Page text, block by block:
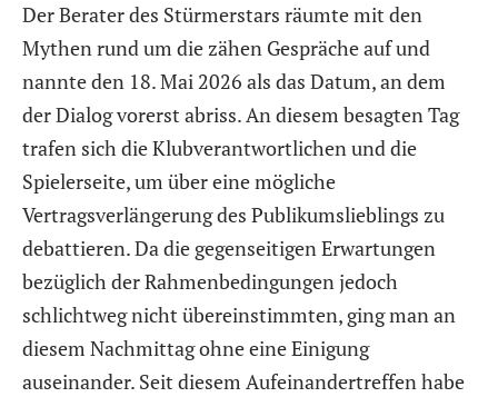
Der Berater des Stürmerstars räumte mit den
Mythen rund um die zähen Gespräche auf und
nannte den 18. Mai 2026 als das Datum, an dem
der Dialog vorerst abriss. An diesem besagten Tag
trafen sich die Klubverantwortlichen und die
Spielerseite, um über eine mögliche
Vertragsverlängerung des Publikumslieblings zu
debattieren. Da die gegenseitigen Erwartungen
bezüglich der Rahmenbedingungen jedoch
schlichtweg nicht übereinstimmten, ging man an
diesem Nachmittag ohne eine Einigung
auseinander. Seit diesem Aufeinandertreffen habe